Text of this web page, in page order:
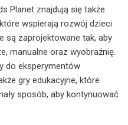
Planet znajdują się także
wspierają rozwój dzieci
są zaprojektowane tak, aby
manualne oraz wyobraźnię.
do eksperymentów
gry edukacyjne, które
sposób, aby kontynuować